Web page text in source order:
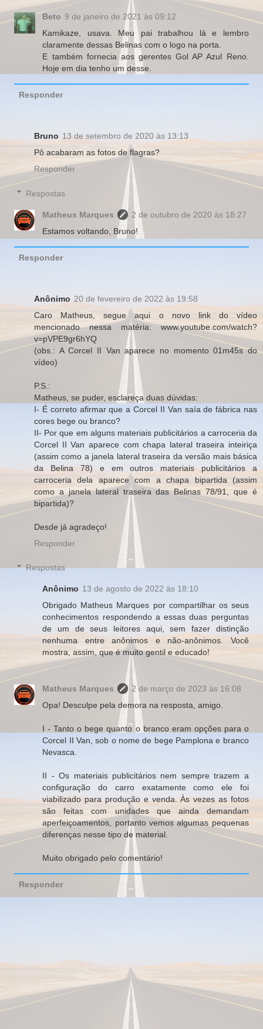
Beto 9 de janeiro de 2021 às 09:12
Kamikaze, usava. Meu pai trabalhou lá e lembro
claramente dessas Belinas com o logo na porta.
E também fornecia aos gerentes Gol AP Azul Reno.
Hoje em dia tenho um desse.
Responder
Bruno 13 de setembro de 2020 às 13:13
Pô acabaram as fotos de flagras?
Responder
Respostas
Matheus Marques
2 de outubro de 2020 às 18:27
Estamos voltando, Bruno!
Responder
Anônimo 20 de fevereiro de 2022 às 19:58
Caro Matheus, segue aqui o novo link do vídeo
mencionado nessa matéria: www.youtube.com/watch?
v=pVPE9gr6hYQ
(obs.: A Corcel II Van aparece no momento 01m45s do
vídeo)
P.S.:
Matheus, se puder, esclareça duas dúvidas:
I- É correto afirmar que a Corcel II Van saía de fábrica nas
cores bege ou branco?
II- Por que em alguns materiais publicitários a carroceria da
Corcel II Van aparece com chapa lateral traseira inteiriça
(assim como a janela lateral traseira da versão mais básica
da Belina 78) e em outros materiais publicitários a
carroceria dela aparece com a chapa bipartida (assim
como a janela lateral traseira das Belinas 78/91, que é
bipartida)?
Desde já agradeço!
Responder
Respostas
Anônimo 13 de agosto de 2022 às 18:10
Obrigado Matheus Marques por compartilhar os seus
conhecimentos respondendo a essas duas perguntas
de um de seus leitores aqui, sem fazer distinção
nenhuma entre anônimos e não-anônimos. Você
mostra, assim, que é muito gentil e educado!
Matheus Marques
2 de março de 2023 às 16:08
Opa! Desculpe pela demora na resposta, amigo.
I - Tanto o bege quanto o branco eram opções para o
Corcel II Van, sob o nome de bege Pamplona e branco
Nevasca.
II - Os materiais publicitários nem sempre trazem a
configuração do carro exatamente como ele foi
viabilizado para produção e venda. Às vezes as fotos
são feitas com unidades que ainda demandam
aperfeiçoamentos, portanto vemos algumas pequenas
diferenças nesse tipo de material.
Muito obrigado pelo comentário!
Responder